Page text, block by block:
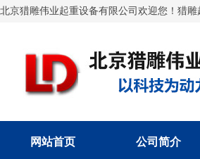
北京猎雕伟业起重设备有限公司欢迎您！猎
网站首页 公司简介